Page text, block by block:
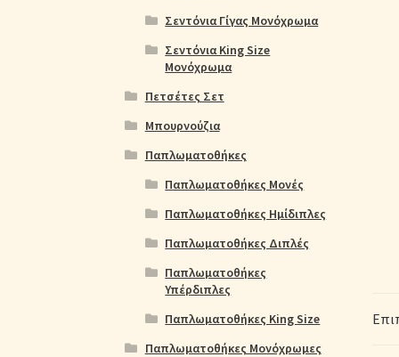
Σεντόνια Γίγας Μονόχρωμα
Σεντόνια King Size
Μονόχρωμα
Πετσέτες Σετ
Μπουρνούζια
Παπλωματοθήκες
Παπλωματοθήκες Μονές
Παπλωματοθήκες Ημίδιπλες
Παπλωματοθήκες Διπλές
Παπλωματοθήκες
Υπέρδιπλες
Παπλωματοθήκες King Size
Παπλωματοθήκες Μονόχρωμες